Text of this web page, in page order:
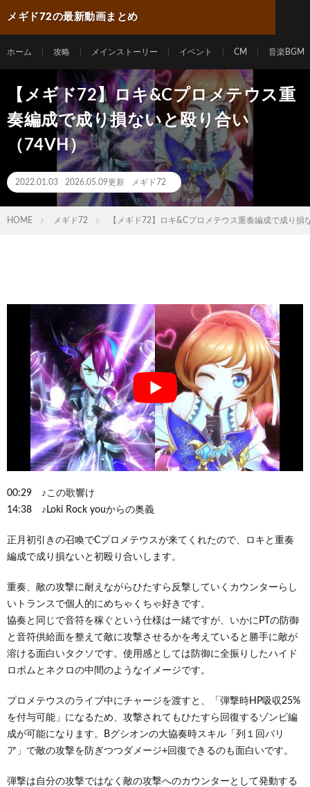
メギド72の最新動画まとめ
ホーム 攻略 メインストーリー イベント CM 音楽BGM
【メギド72】ロキ&Cプロメテウス重
奏編成で成り損ないと殴り合い
（74VH）
2022.01.03 2026.05.09更新 メギド72
HOME メギド72 【メギド72】ロキ&Cプロメテウス重奏編成で成り損
00:29 ♪この歌響け
14:38 ♪Loki Rock youからの奥義
正月初引きの召喚でCプロメテウスが来てくれたので、ロキと重奏
編成で成り損ないと初殴り合いします。
重奏、敵の攻撃に耐えながらひたすら反撃していくカウンターらし
いトランスで個人的にめちゃくちゃ好きです。
協奏と同じで音符を稼ぐという仕様は一緒ですが、いかにPTの防御
と音符供給面を整えて敵に攻撃させるかを考えていると勝手に敵が
溶ける面白いタクソです。使用感としては防御に全振りしたハイド
ロボムとネクロの中間のようなイメージです。
プロメテウスのライブ中にチャージを渡すと、「弾撃時HP吸収25%
を付与可能」になるため、攻撃されてもひたすら回復するゾンビ編
成が可能になります。Bグシオンの大協奏時スキル「列１回バリ
ア」で敵の攻撃を防ぎつつダメージ+回復できるのも面白いです。
弾撃は自分の攻撃ではなく敵の攻撃へのカウンターとして発動する